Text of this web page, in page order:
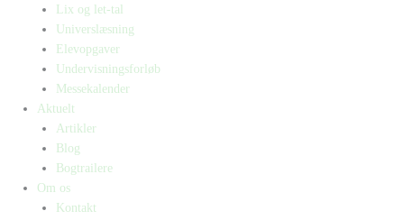
Lix og let-tal
Universlæsning
Elevopgaver
Undervisningsforløb
Messekalender
Aktuelt
Artikler
Blog
Bogtrailere
Om os
Kontakt